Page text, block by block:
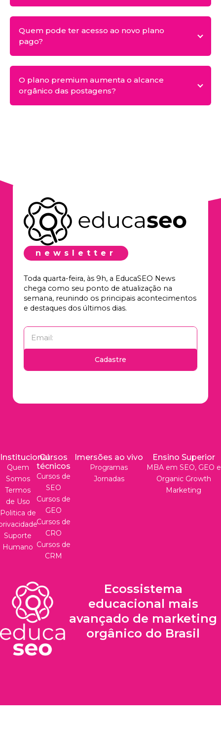
Quem pode ter acesso ao novo plano
pago?
O plano premium aumenta o alcance
orgânico das postagens?
newsletter
Toda quarta-feira, às 9h, a EducaSEO News
chega como seu ponto de atualização na
semana, reunindo os principais acontecimentos
e destaques dos últimos dias.
Cadastre
Institucional
Quem
Somos
Termos
de Uso
Politica de
Suporte
Humano
Cursos
técnicos
Cursos de
SEO
Cursos de
GEO
Cursos de
CRO
Cursos de
CRM
Imersões ao vivo
Programas
Jornadas
Ensino Superior
MBA em SEO, GEO e
Organic Growth
Marketing
Ecossistema
educacional mais
avançado de marketing
orgânico do Brasil